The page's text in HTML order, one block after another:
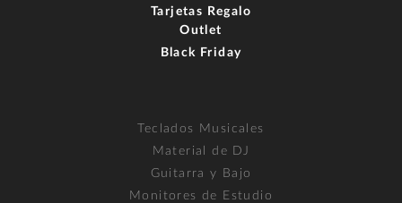
Tarjetas Regalo
Outlet
Black Friday
Teclados Musicales
Material de DJ
Guitarra y Bajo
Monitores de Estudio